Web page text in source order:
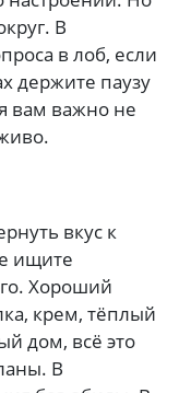
В
в лоб, если
держите паузу
вам важно не
вкус к
ищите
Хороший
крем, тёплый
дом, всё это
В